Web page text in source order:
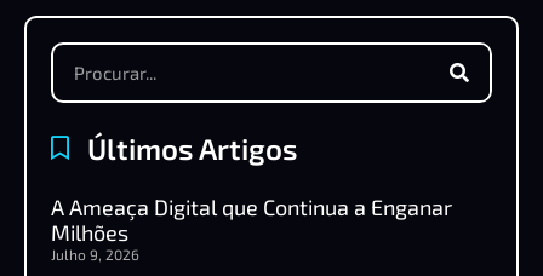
Últimos Artigos
A Ameaça Digital que Continua a Enganar
Milhões
Julho 9, 2026